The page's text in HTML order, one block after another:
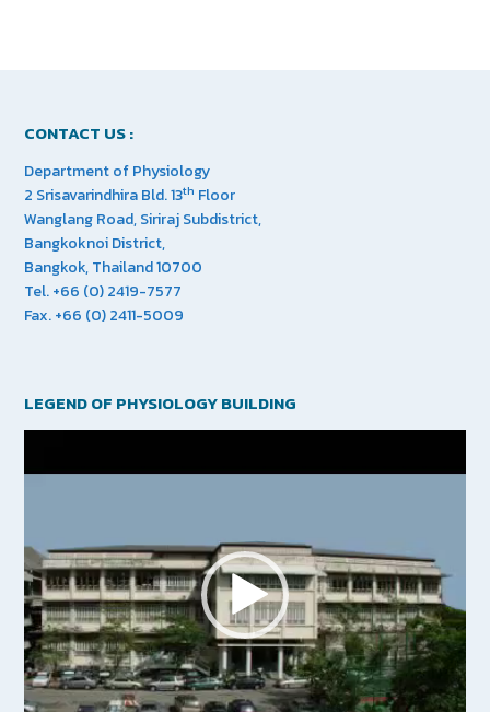
CONTACT US :
Department of Physiology
2 Srisavarindhira Bld. 13th Floor
Wanglang Road, Siriraj Subdistrict,
Bangkoknoi District,
Bangkok, Thailand 10700
Tel. +66 (0) 2419-7577
Fax. +66 (0) 2411-5009
LEGEND OF PHYSIOLOGY BUILDING